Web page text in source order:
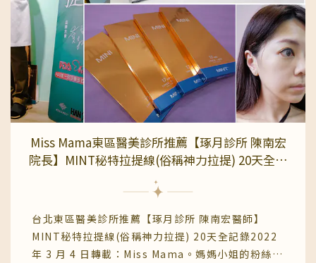
銷、不催單，醫師講解清楚又貼心對於媽媽帶小朋友
來做醫美很友善而且有多位女醫師問診治療喔~琢月
診所位於忠孝復興站東區地下街14號出口旁走路不
到5分鐘的距離，交通非常方便捷運14號出口出來第
一個巷子右轉，從香檳大廈上電梯5樓就到囉~我很
喜歡這裡的環境，柔和的燈光配上木質系的裝潢並隨
處可見綠色植物陪襯簡約中帶有高質感，每一處拍起
心，讓人很很放鬆~🔸診所貼心細節滿滿🔸兩間廁所
＋一間淋浴間，提供吹風機、梳子讓人做完療程就能
直接整理儀容，不用狼狽出門.還有VIP獨立等候室，
隱密又安靜，對這種私密療程來說超加分這次想要諮
詢的困擾真的很私密又讓人尷尬幸好我預約的陳嘉珊
醫師非常擅長這方面的治療.身為女性的她，很了解
我的困擾只要笑太大聲、咳嗽太用力、拿個重箱子，
Miss Mama東區醫美診所推薦【琢月診所 陳南宏
院長】MINT秘特拉提線(俗稱神力拉提) 20天全記
錄
台北東區醫美診所推薦【琢月診所 陳南宏醫師】
MINT秘特拉提線(俗稱神力拉提) 20天全記錄2022
年 3 月 4 日轉載：Miss Mama。媽媽小姐的粉絲團